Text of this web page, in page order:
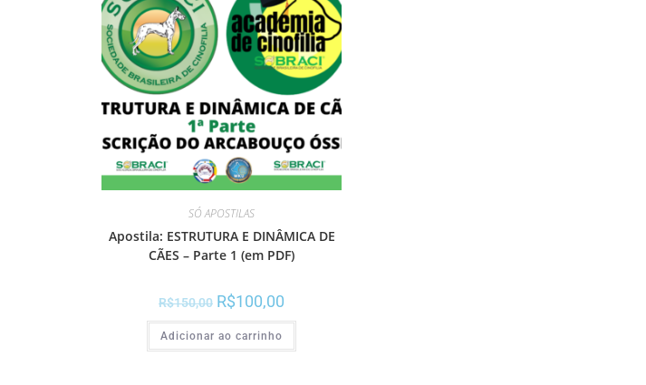
SÓ APOSTILAS
Apostila: ESTRUTURA E DINÂMICA DE
CÃES – Parte 1 (em PDF)
R$150,00 R$100,00
Adicionar ao carrinho